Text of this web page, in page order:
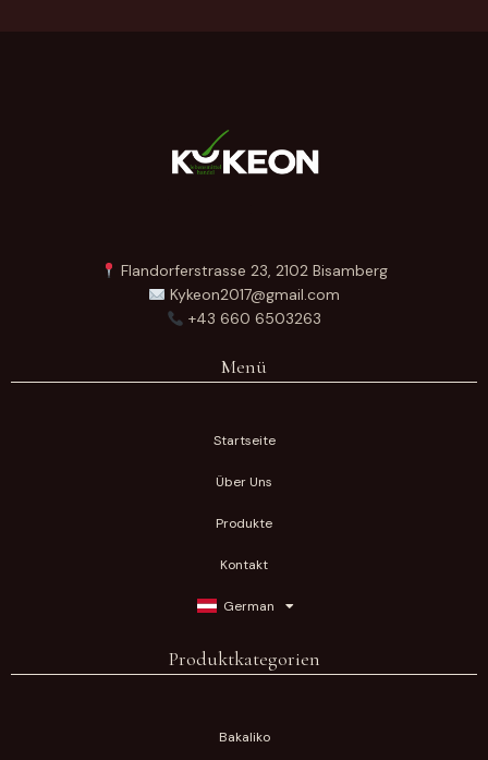
Flandorferstrasse 23, 2102 Bisamberg
Kykeon2017@gmail.com
+43 660 6503263
Menü
Startseite
Über Uns
Produkte
Kontakt
German
Produktkategorien
Bakaliko